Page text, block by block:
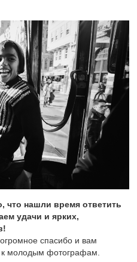
что нашли время ответить
удачи и ярких,
спасибо и вам
к молодым фотографам.